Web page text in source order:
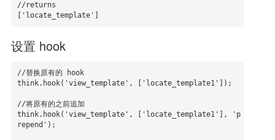
//returns
['locate_template']
设置 hook
//替换原有的 hook
think.hook('view_template', ['locate_template1']);
//将原有的之前追加
think.hook('view_template', ['locate_template1'], 'p
repend');